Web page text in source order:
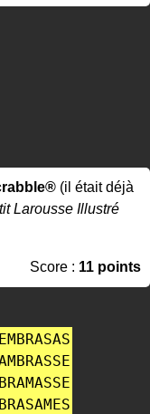
(il était déjà
Larousse Illustré
Score : 11 points
EMBRASAS
BRAMASSE
BRASAMES